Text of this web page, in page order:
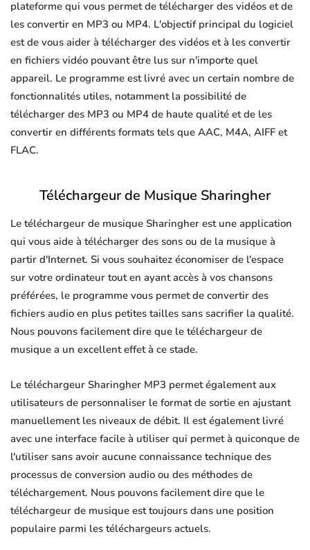
plateforme qui vous permet de télécharger des vidéos et de
les convertir en MP3 ou MP4. L'objectif principal du logiciel
est de vous aider à télécharger des vidéos et à les convertir
en fichiers vidéo pouvant être lus sur n'importe quel
appareil. Le programme est livré avec un certain nombre de
fonctionnalités utiles, notamment la possibilité de
télécharger des MP3 ou MP4 de haute qualité et de les
convertir en différents formats tels que AAC, M4A, AIFF et
FLAC.
Téléchargeur de Musique Sharingher
Le téléchargeur de musique Sharingher est une application
qui vous aide à télécharger des sons ou de la musique à
partir d'Internet. Si vous souhaitez économiser de l'espace
sur votre ordinateur tout en ayant accès à vos chansons
préférées, le programme vous permet de convertir des
fichiers audio en plus petites tailles sans sacrifier la qualité.
Nous pouvons facilement dire que le téléchargeur de
musique a un excellent effet à ce stade.
Le téléchargeur Sharingher MP3 permet également aux
utilisateurs de personnaliser le format de sortie en ajustant
manuellement les niveaux de débit. Il est également livré
avec une interface facile à utiliser qui permet à quiconque de
l'utiliser sans avoir aucune connaissance technique des
processus de conversion audio ou des méthodes de
téléchargement. Nous pouvons facilement dire que le
téléchargeur de musique est toujours dans une position
populaire parmi les téléchargeurs actuels.